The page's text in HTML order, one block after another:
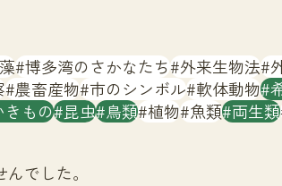
博多湾のさかなたち 外来生物法
農畜産物 市のシンボル 軟体動物
きもの 昆虫 鳥類 植物 魚類 両生類
でした。